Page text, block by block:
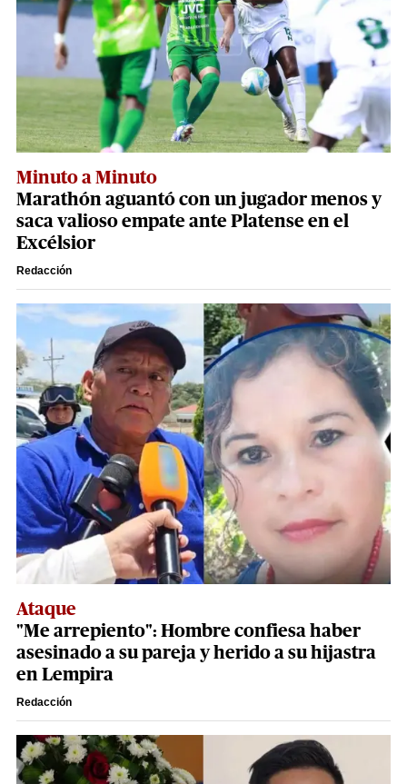
Minuto a Minuto
Marathón aguantó con un jugador menos y
saca valioso empate ante Platense en el
Excélsior
Redacción
Ataque
"Me arrepiento": Hombre confiesa haber
asesinado a su pareja y herido a su hijastra
en Lempira
Redacción